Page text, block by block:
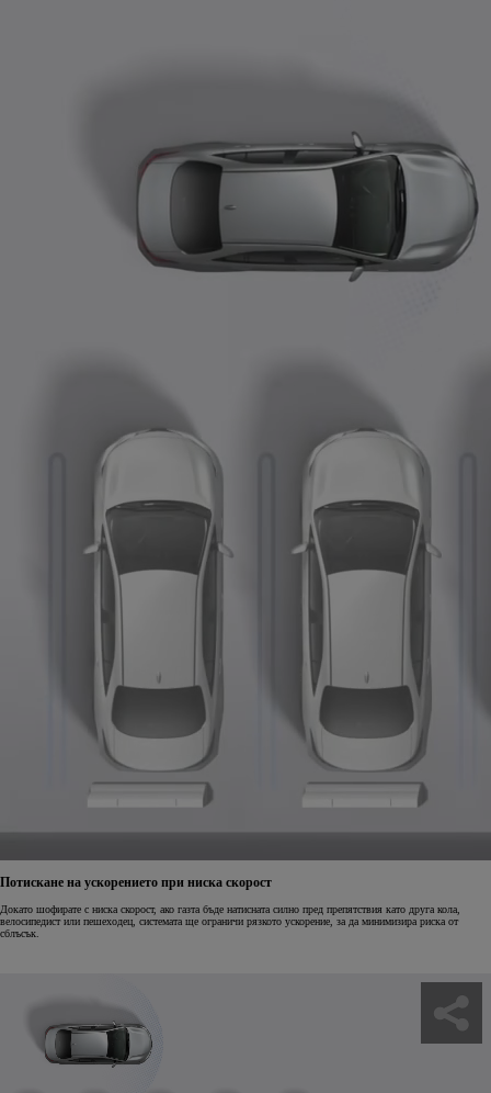
Потискане на ускорението при ниска скорост
Докато шофирате с ниска скорост, ако газта бъде натисната силно пред препятствия като друга кола,
велосипедист или пешеходец, системата ще ограничи рязкото ускорение, за да минимизира риска от
сблъсък.